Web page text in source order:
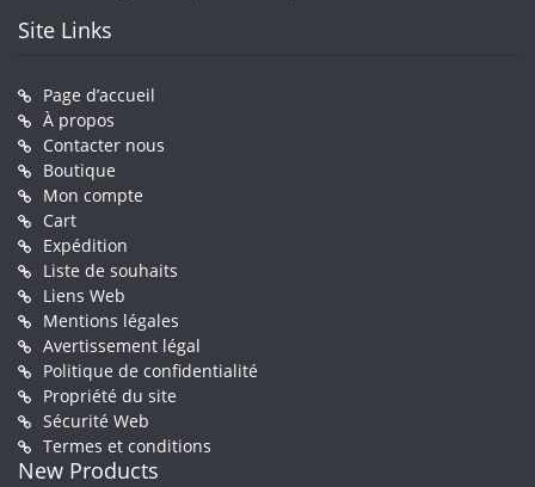
Site Links
Page d’accueil
À propos
Contacter nous
Boutique
Mon compte
Cart
Expédition
Liste de souhaits
Liens Web
Mentions légales
Avertissement légal
Politique de confidentialité
Propriété du site
Sécurité Web
Termes et conditions
New Products